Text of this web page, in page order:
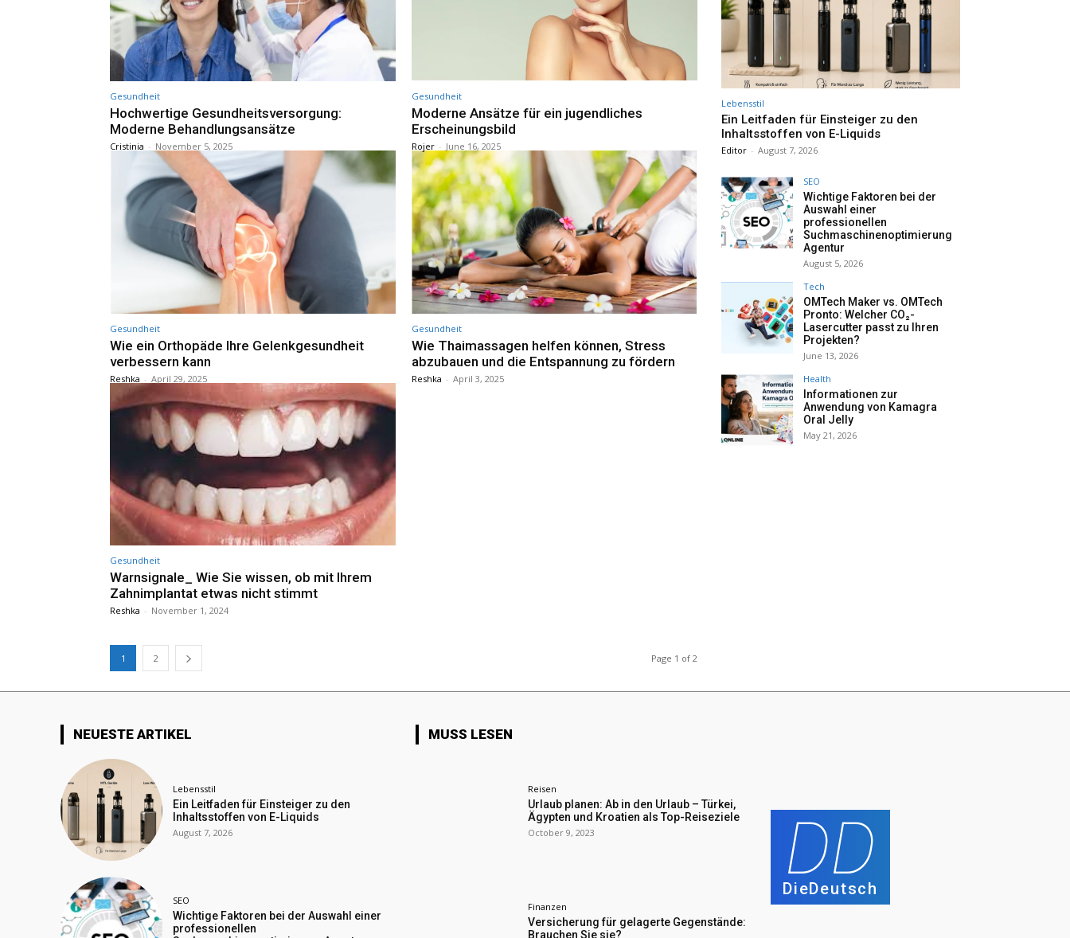
Gesundheit
Hochwertige Gesundheitsversorgung:
Moderne Behandlungsansätze
Cristinia - November 5, 2025
Gesundheit
Moderne Ansätze für ein jugendliches
Erscheinungsbild
Rojer - June 16, 2025
Gesundheit
Wie ein Orthopäde Ihre Gelenkgesundheit
verbessern kann
Reshka - April 29, 2025
Gesundheit
Wie Thaimassagen helfen können, Stress
abzubauen und die Entspannung zu fördern
Reshka - April 3, 2025
Gesundheit
Warnsignale_ Wie Sie wissen, ob mit Ihrem
Zahnimplantat etwas nicht stimmt
Reshka - November 1, 2024
1 2 Page 1 of 2
Lebensstil
Ein Leitfaden für Einsteiger zu den
Inhaltsstoffen von E-Liquids
Editor - August 7, 2026
SEO
Wichtige Faktoren bei der
Auswahl einer
professionellen
Suchmaschinenoptimierung
Agentur
August 5, 2026
Tech
OMTech Maker vs. OMTech
Pronto: Welcher CO₂-
Lasercutter passt zu Ihren
Projekten?
June 13, 2026
Health
Informationen zur
Anwendung von Kamagra
Oral Jelly
May 21, 2026
NEUESTE ARTIKEL
Lebensstil
Ein Leitfaden für Einsteiger zu den
Inhaltsstoffen von E-Liquids
August 7, 2026
SEO
Wichtige Faktoren bei der Auswahl einer
professionellen
MUSS LESEN
Reisen
Urlaub planen: Ab in den Urlaub – Türkei,
Ägypten und Kroatien als Top-Reiseziele
October 9, 2023
Finanzen
Versicherung für gelagerte Gegenstände:
Brauchen Sie sie?
DD
DieDeutsch